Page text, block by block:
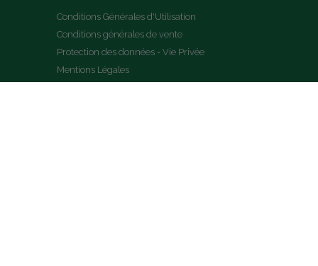
Conditions Générales d'Utilisation
Conditions générales de vente
Protection des données - Vie Privée
Mentions Légales